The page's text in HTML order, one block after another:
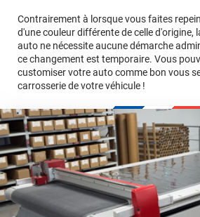
Contrairement à lorsque vous faites
d'une couleur différente de celle d'origine,
auto ne nécessite aucune démarche
ce changement est temporaire. Vous
customiser votre auto comme bon vous
carrosserie de votre véhicule !
Multipliez ce résultat par 3.
commerciaux
Le covering peut s'enlever à tout
Le covering revient moins cher